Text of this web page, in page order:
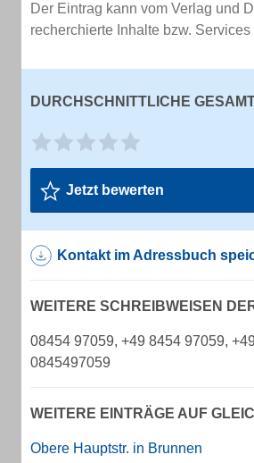
Der Eintrag kann vom Verlag und
recherchierte Inhalte bzw. Services
DURCHSCHNITTLICHE
Jetzt bewerten
Kontakt im Adressbuch
WEITERE SCHREIBWEISEN
08454 97059, +49 8454 97059,
0845497059
WEITERE EINTRÄGE AUF
Obere Hauptstr. in Brunnen